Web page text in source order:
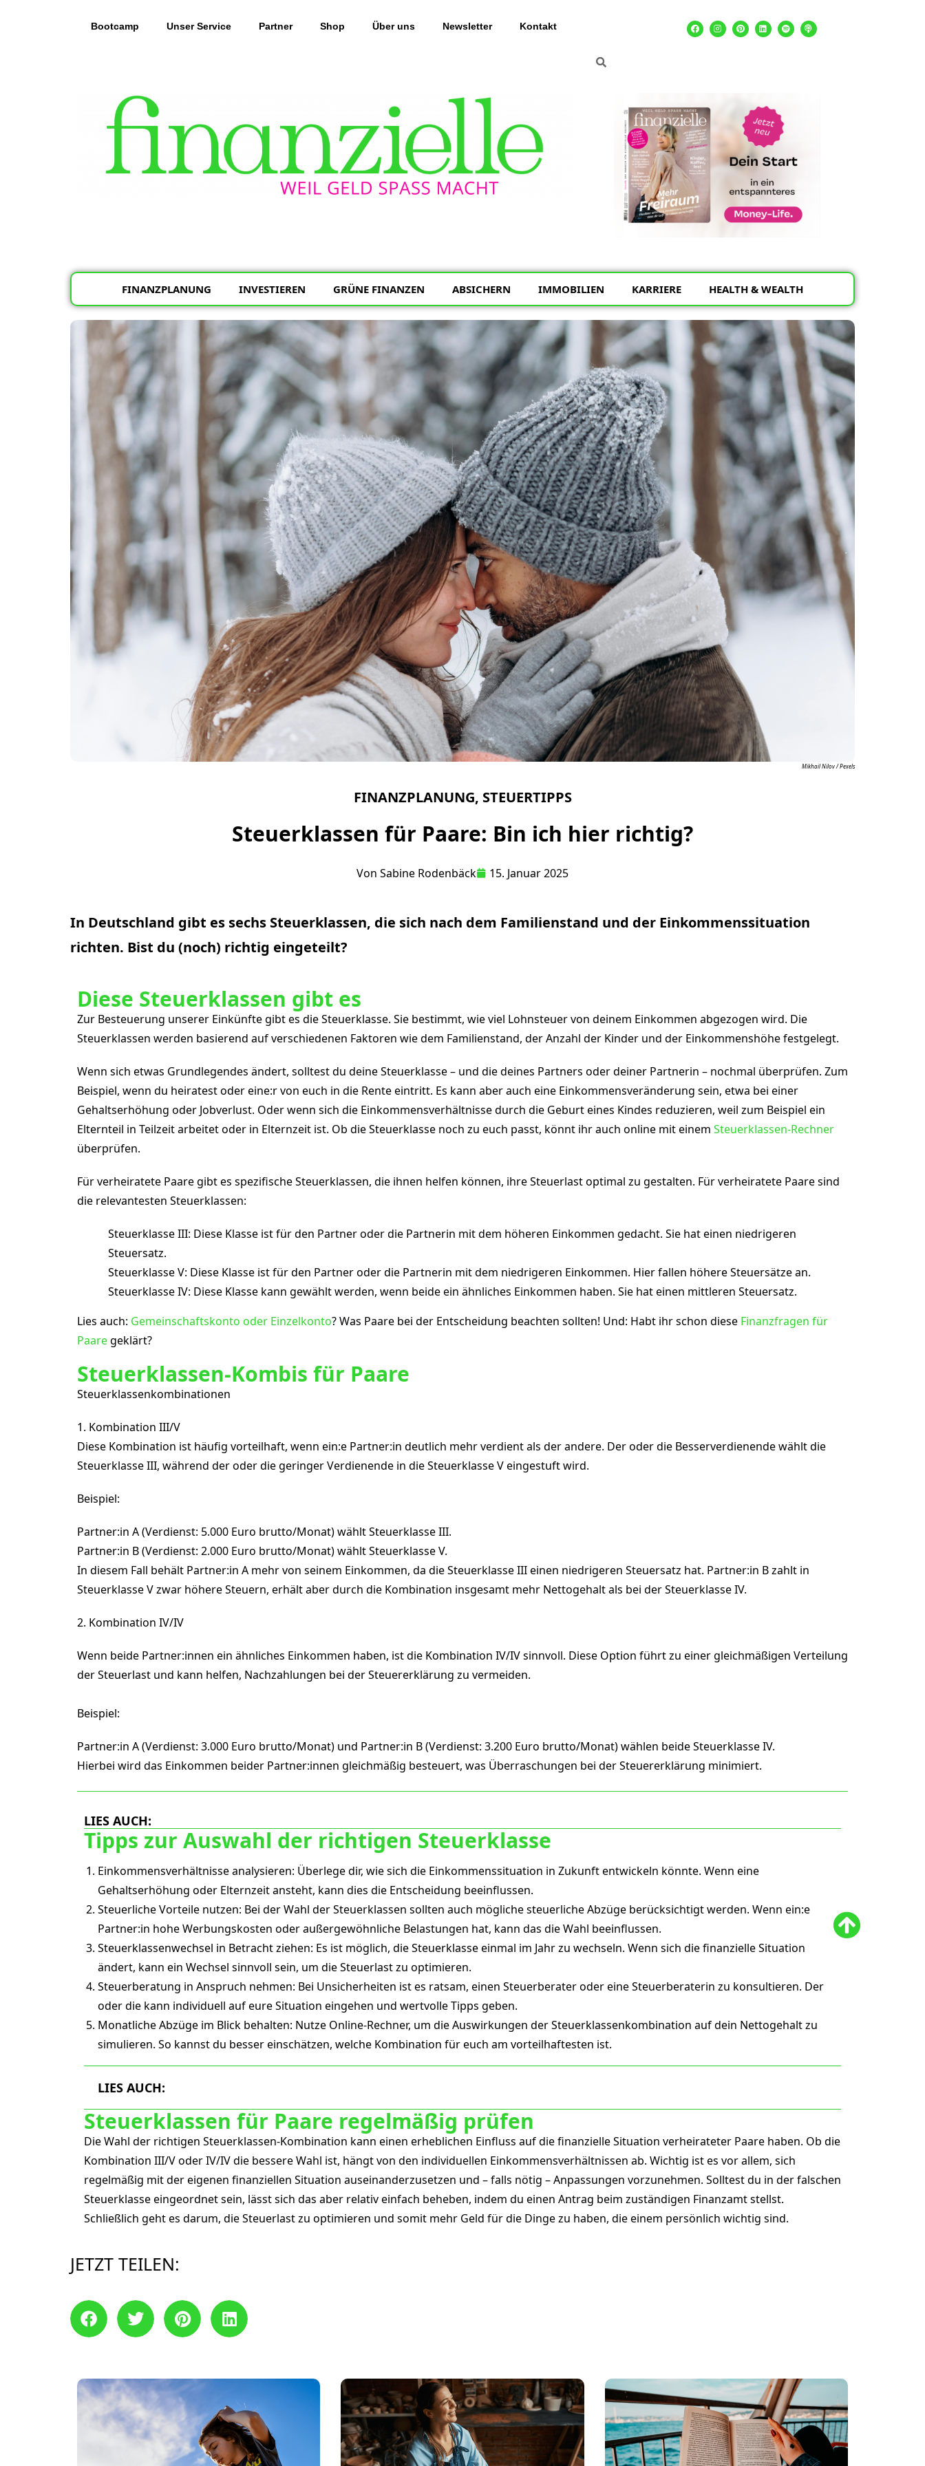
Bootcamp Unser Service Partner Shop Über uns Newsletter Kontakt
FINANZPLANUNG INVESTIEREN GRÜNE FINANZEN ABSICHERN IMMOBILIEN KARRIERE HEALTH & WEALTH
Mikhail Nilov / Pexels
FINANZPLANUNG, STEUERTIPPS
Steuerklassen für Paare: Bin ich hier richtig?
Von Sabine Rodenbäck 15. Januar 2025
In Deutschland gibt es sechs Steuerklassen, die sich nach dem Familienstand und der Einkommenssituation
richten. Bist du (noch) richtig eingeteilt?
Diese Steuerklassen gibt es
Zur Besteuerung unserer Einkünfte gibt es die Steuerklasse. Sie bestimmt, wie viel Lohnsteuer von deinem Einkommen abgezogen wird. Die
Steuerklassen werden basierend auf verschiedenen Faktoren wie dem Familienstand, der Anzahl der Kinder und der Einkommenshöhe festgelegt.
Wenn sich etwas Grundlegendes ändert, solltest du deine Steuerklasse – und die deines Partners oder deiner Partnerin – nochmal überprüfen. Zum
Beispiel, wenn du heiratest oder eine:r von euch in die Rente eintritt. Es kann aber auch eine Einkommensveränderung sein, etwa bei einer
Gehaltserhöhung oder Jobverlust. Oder wenn sich die Einkommensverhältnisse durch die Geburt eines Kindes reduzieren, weil zum Beispiel ein
Elternteil in Teilzeit arbeitet oder in Elternzeit ist. Ob die Steuerklasse noch zu euch passt, könnt ihr auch online mit einem Steuerklassen-Rechner
überprüfen.
Für verheiratete Paare gibt es spezifische Steuerklassen, die ihnen helfen können, ihre Steuerlast optimal zu gestalten. Für verheiratete Paare sind
die relevantesten Steuerklassen:
Steuerklasse III: Diese Klasse ist für den Partner oder die Partnerin mit dem höheren Einkommen gedacht. Sie hat einen niedrigeren
Steuersatz.
Steuerklasse V: Diese Klasse ist für den Partner oder die Partnerin mit dem niedrigeren Einkommen. Hier fallen höhere Steuersätze an.
Steuerklasse IV: Diese Klasse kann gewählt werden, wenn beide ein ähnliches Einkommen haben. Sie hat einen mittleren Steuersatz.
Lies auch: Gemeinschaftskonto oder Einzelkonto? Was Paare bei der Entscheidung beachten sollten! Und: Habt ihr schon diese Finanzfragen für
Paaregeklärt?
Steuerklassen-Kombis für Paare
Steuerklassenkombinationen
1. Kombination III/V
Diese Kombination ist häufig vorteilhaft, wenn ein:e Partner:in deutlich mehr verdient als der andere. Der oder die Besserverdienende wählt die
Steuerklasse III, während der oder die geringer Verdienende in die Steuerklasse V eingestuft wird.
Beispiel:
Partner:in A (Verdienst: 5.000 Euro brutto/Monat) wählt Steuerklasse III.
Partner:in B (Verdienst: 2.000 Euro brutto/Monat) wählt Steuerklasse V.
In diesem Fall behält Partner:in A mehr von seinem Einkommen, da die Steuerklasse III einen niedrigeren Steuersatz hat. Partner:in B zahlt in
Steuerklasse V zwar höhere Steuern, erhält aber durch die Kombination insgesamt mehr Nettogehalt als bei der Steuerklasse IV.
2. Kombination IV/IV
Wenn beide Partner:innen ein ähnliches Einkommen haben, ist die Kombination IV/IV sinnvoll. Diese Option führt zu einer gleichmäßigen Verteilung
der Steuerlast und kann helfen, Nachzahlungen bei der Steuererklärung zu vermeiden.
Beispiel:
Partner:in A (Verdienst: 3.000 Euro brutto/Monat) und Partner:in B (Verdienst: 3.200 Euro brutto/Monat) wählen beide Steuerklasse IV.
Hierbei wird das Einkommen beider Partner:innen gleichmäßig besteuert, was Überraschungen bei der Steuererklärung minimiert.
LIES AUCH:
Tipps zur Auswahl der richtigen Steuerklasse
Einkommensverhältnisse analysieren: Überlege dir, wie sich die Einkommenssituation in Zukunft entwickeln könnte. Wenn eine
Gehaltserhöhung oder Elternzeit ansteht, kann dies die Entscheidung beeinflussen.
Steuerliche Vorteile nutzen: Bei der Wahl der Steuerklassen sollten auch mögliche steuerliche Abzüge berücksichtigt werden. Wenn ein:e
Partner:in hohe Werbungskosten oder außergewöhnliche Belastungen hat, kann das die Wahl beeinflussen.
Steuerklassenwechsel in Betracht ziehen: Es ist möglich, die Steuerklasse einmal im Jahr zu wechseln. Wenn sich die finanzielle Situation
ändert, kann ein Wechsel sinnvoll sein, um die Steuerlast zu optimieren.
Steuerberatung in Anspruch nehmen: Bei Unsicherheiten ist es ratsam, einen Steuerberater oder eine Steuerberaterin zu konsultieren. Der
oder die kann individuell auf eure Situation eingehen und wertvolle Tipps geben.
Monatliche Abzüge im Blick behalten: Nutze Online-Rechner, um die Auswirkungen der Steuerklassenkombination auf dein Nettogehalt zu
simulieren. So kannst du besser einschätzen, welche Kombination für euch am vorteilhaftesten ist.
LIES AUCH:
Steuerklassen für Paare regelmäßig prüfen
Die Wahl der richtigen Steuerklassen-Kombination kann einen erheblichen Einfluss auf die finanzielle Situation verheirateter Paare haben. Ob die
Kombination III/V oder IV/IV die bessere Wahl ist, hängt von den individuellen Einkommensverhältnissen ab. Wichtig ist es vor allem, sich
regelmäßig mit der eigenen finanziellen Situation auseinanderzusetzen und – falls nötig – Anpassungen vorzunehmen. Solltest du in der falschen
Steuerklasse eingeordnet sein, lässt sich das aber relativ einfach beheben, indem du einen Antrag beim zuständigen Finanzamt stellst.
Schließlich geht es darum, die Steuerlast zu optimieren und somit mehr Geld für die Dinge zu haben, die einem persönlich wichtig sind.
JETZT TEILEN: